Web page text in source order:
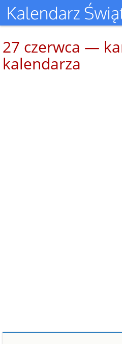
27 czerwca —
kalendarza